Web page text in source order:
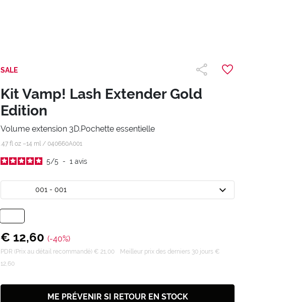
SALE
Kit Vamp! Lash Extender Gold
Edition
Volume extension 3D.Pochette essentielle
.47 fl oz –14 ml / 040660A001
5/5 - 1 avis
001 - 001
€ 12,60 (-40%)
PDR (Prix au détail recommandé) € 21,00
Meilleur prix des derniers 30 jours €
12,60
ME PRÉVENIR SI RETOUR EN STOCK